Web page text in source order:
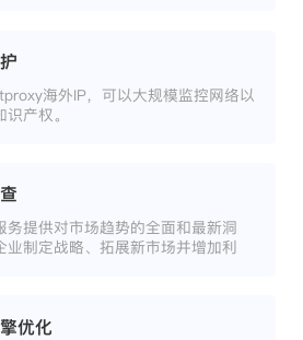
海外IP，可以大规模监控网络以
产权。
务提供对市场趋势的全面和最新洞
业制定战略、拓展新市场并增加利
优化